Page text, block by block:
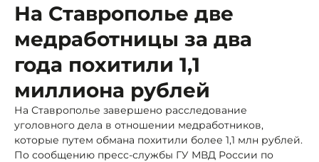
На Ставрополье две
медработницы за два
года похитили 1,1
миллиона рублей
На Ставрополье завершено расследование
уголовного дела в отношении медработников,
которые путем обмана похитили более 1,1 млн рублей.
По сообщению пресс-службы ГУ МВД России по